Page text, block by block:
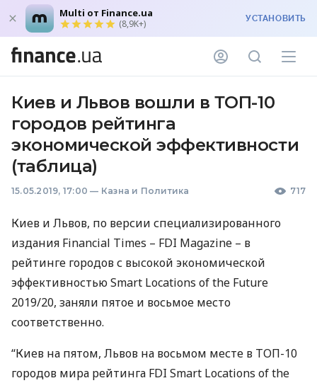
Multi от Finance.ua
(8,9K+) УСТАНОВИТЬ
Киев и Львов вошли в ТОП-10
городов рейтинга
экономической эффективности
(таблица)
15.05.2019, 17:00 — Казна и Политика 717
Киев и Львов, по версии специализированного
издания Financial Times – FDI Magazine – в
рейтинге городов с высокой экономической
эффективностью Smart Locations of the Future
2019/20, заняли пятое и восьмое место
соответственно.
“Киев на пятом, Львов на восьмом месте в ТОП-10
городов мира рейтинга FDI Smart Locations of the